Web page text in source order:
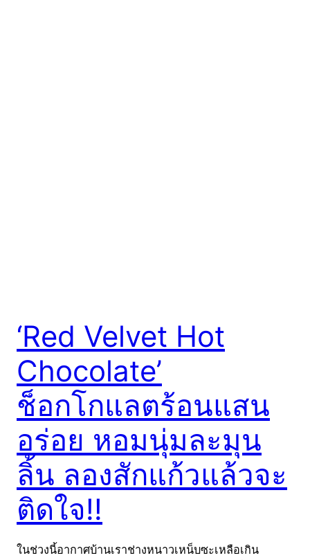
‘Red Velvet Hot
Chocolate’
ช็อกโกแลตร้อนแสน
อร่อย หอมนุ่มละมุน
ลิ้น ลองสักแก้วแล้วจะ
ติดใจ!!
ในช่วงนี้อากาศบ้านเราช่างหนาวเหน็บซะเหลือเกิน